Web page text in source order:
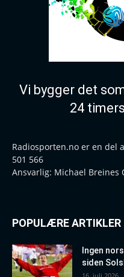
Vi bygger det
24
Radiosporten.no er en del
501 566
Ansvarlig: Michael Breines
POPULÆRE ARTIKLER
Ingen
siden